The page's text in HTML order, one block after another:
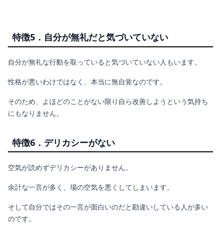
特徴5．自分が無礼だと気づいていない
自分が無礼な行動を取っていると気づいていない人もいます。
性格が悪いわけではなく、本当に無自覚なのです。
そのため、よほどのことがない限り自ら改善しようという気持ち
にもなりません。
特徴6．デリカシーがない
空気が読めずデリカシーがありません。
余計な一言が多く、場の空気を悪くしてしまいます。
そして自分ではその一言が面白いのだと勘違いしている人が多い
のです。